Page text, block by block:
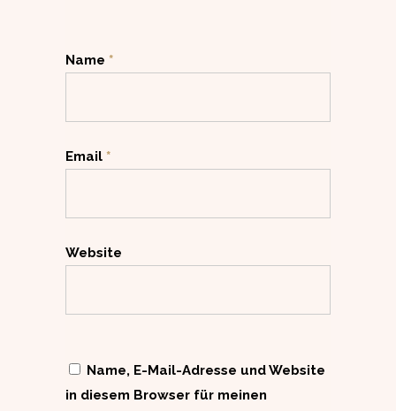
Name *
Email *
Website
Name, E-Mail-Adresse und Website
in diesem Browser für meinen